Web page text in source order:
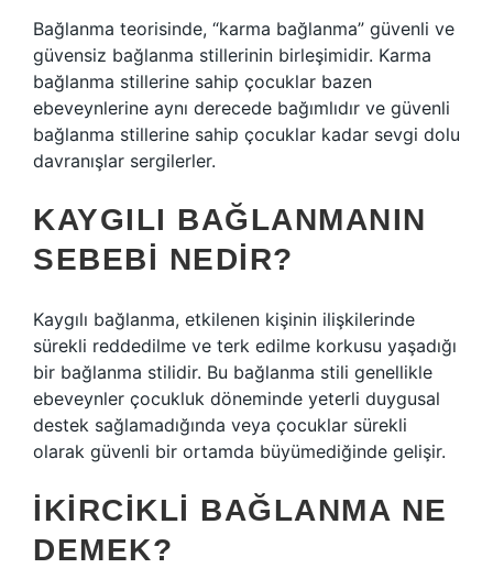
Bağlanma teorisinde, “karma bağlanma” güvenli ve
güvensiz bağlanma stillerinin birleşimidir. Karma
bağlanma stillerine sahip çocuklar bazen
ebeveynlerine aynı derecede bağımlıdır ve güvenli
bağlanma stillerine sahip çocuklar kadar sevgi dolu
davranışlar sergilerler.
KAYGILI BAĞLANMANIN
SEBEBI NEDIR?
Kaygılı bağlanma, etkilenen kişinin ilişkilerinde
sürekli reddedilme ve terk edilme korkusu yaşadığı
bir bağlanma stilidir. Bu bağlanma stili genellikle
ebeveynler çocukluk döneminde yeterli duygusal
destek sağlamadığında veya çocuklar sürekli
olarak güvenli bir ortamda büyümediğinde gelişir.
İKIRCIKLI BAĞLANMA NE
DEMEK?